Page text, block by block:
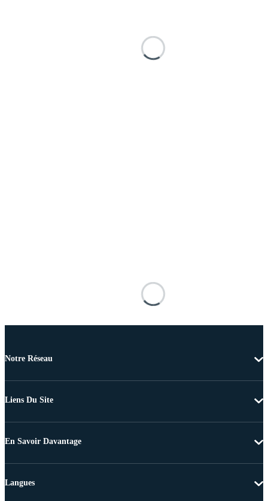
Notre Réseau
Liens Du Site
En Savoir Davantage
Langues